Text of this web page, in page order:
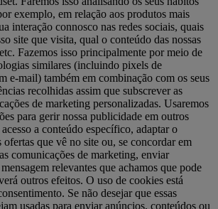
exemplo, em relação aos produtos mais
interação connosco nas redes sociais, quais
site que visita, qual o conteúdo das nossas
Fazemos isso principalmente por meio de
similares (incluindo pixels de
e-mail) também em combinação com os seus
recolhidas assim que subscrever as
de marketing personalizadas. Usaremos
para gerir nossa publicidade em outros
a conteúdo específico, adaptar o
ofertas que vê no site ou, se concordar em
comunicações de marketing, enviar
relevantes que achamos que pode
outros efeitos. O uso de cookies está
Se não desejar que essas
usadas para enviar anúncios, conteúdos ou